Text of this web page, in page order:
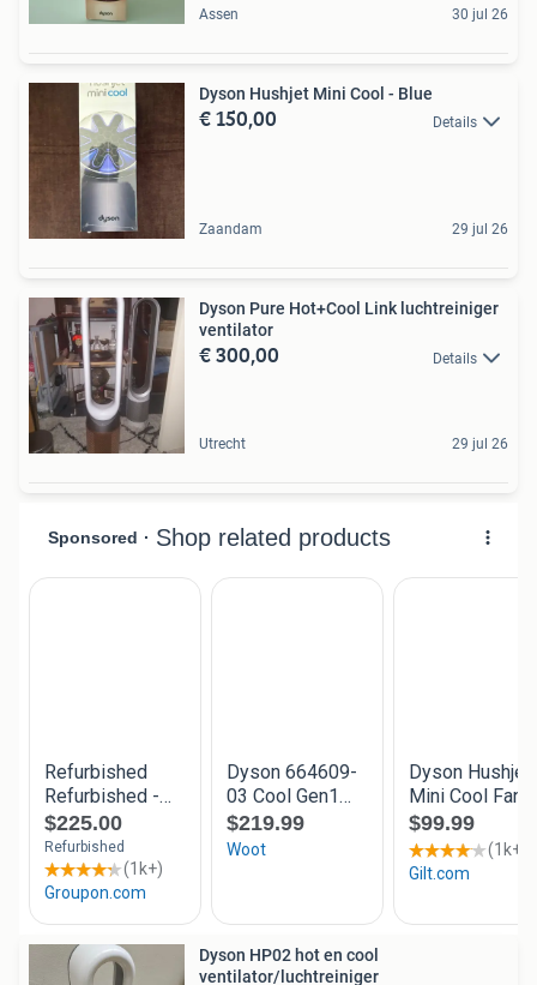
Assen 30 jul 26
Dyson Hushjet Mini Cool - Blue
€ 150,00 Details
Zaandam 29 jul 26
Dyson Pure Hot+Cool Link luchtreiniger
ventilator
€ 300,00 Details
Utrecht 29 jul 26
Dyson HP02 hot en cool
ventilator/luchtreiniger